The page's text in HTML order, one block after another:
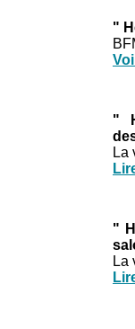
"
"
La
"
La